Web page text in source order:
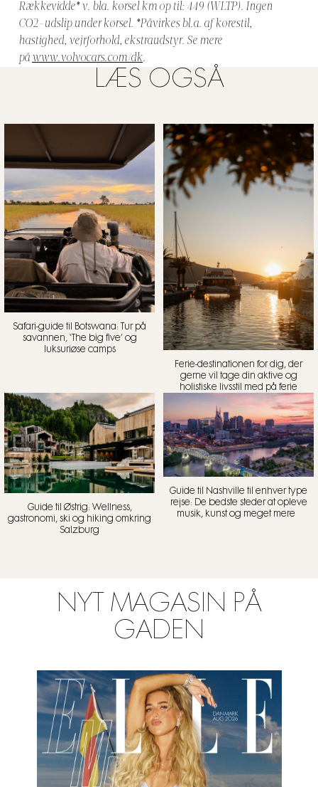
Rækkevidde* v. bla. kørsel km op til: 449 (WLTP). Ingen
CO2-udslip under kørsel. *Påvirkes bl.a. af kørestil,
hastighed, vejrforhold, ekstraudstyr. Se mere
på www.volvocars.com/dk.
LÆS OGSÅ
Safari-guide til Botswana: Tur på
savannen, ‘The big five’ og
luksuriøse camps
Ferie-destinationen for dig, der
gerne vil tage din aktive og
holistiske livsstil med på ferie
Guide til Østrig: Wellness,
gastronomi, ski og hiking omkring
Salzburg
Guide til Nashville til enhver type
rejse: De bedste steder at opleve
musik, kunst og meget mere
NYT MAGASIN PÅ
GADEN